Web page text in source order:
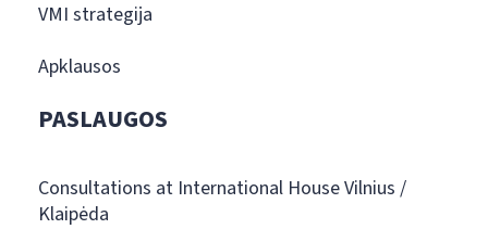
VMI strategija
Apklausos
PASLAUGOS
Consultations at International House Vilnius /
Klaipėda